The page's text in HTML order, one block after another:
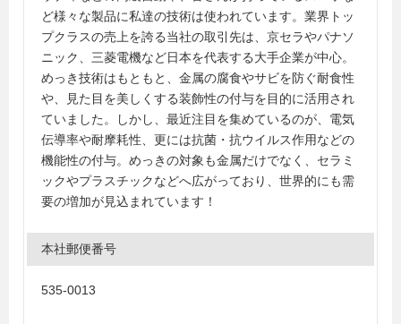
ど様々な製品に私達の技術は使われています。業界トッ
プクラスの売上を誇る当社の取引先は、京セラやパナソ
ニック、三菱電機など日本を代表する大手企業が中心。
めっき技術はもともと、金属の腐食やサビを防ぐ耐食性
や、見た目を美しくする装飾性の付与を目的に活用され
ていました。しかし、最近注目を集めているのが、電気
伝導率や耐摩耗性、更には抗菌・抗ウイルス作用などの
機能性の付与。めっきの対象も金属だけでなく、セラミ
ックやプラスチックなどへ広がっており、世界的にも需
要の増加が見込まれています！
本社郵便番号
535-0013